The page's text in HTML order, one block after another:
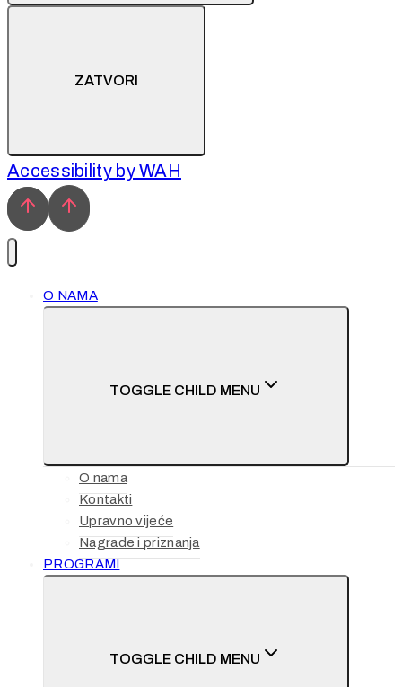
ZATVORI
Accessibility by WAH
O NAMA
TOGGLE CHILD MENU
O nama
Kontakti
Upravno vijeće
Nagrade i priznanja
PROGRAMI
TOGGLE CHILD MENU